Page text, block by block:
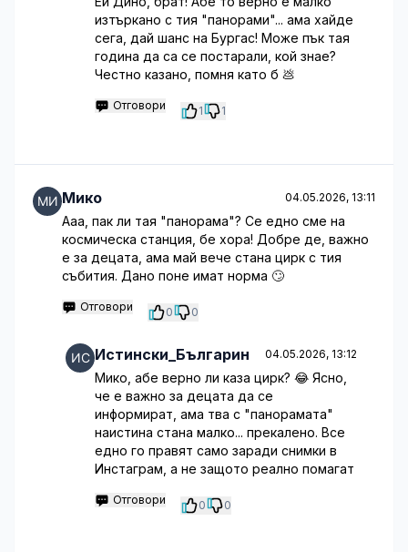
изтъркано с тия "панорами"... ама хайде
сега, дай шанс на Бургас! Може пък тая
година да са се постарали, кой знае?
Честно казано, помня като б 💩
Отговори 1 1
Мико 04.05.2026, 13:11
Ааа, пак ли тая "панорама"? Се едно сме на
космическа станция, бе хора! Добре де, важно
е за децата, ама май вече стана цирк с тия
събития. Дано поне имат норма 🙄
Отговори 0 0
Истински_Българин 04.05.2026, 13:12
Мико, абе верно ли каза цирк? 😂 Ясно,
че е важно за децата да се
информират, ама тва с "панорамата"
наистина стана малко... прекалено. Все
едно го правят само заради снимки в
Инстаграм, а не защото реално помагат
Отговори 0 0